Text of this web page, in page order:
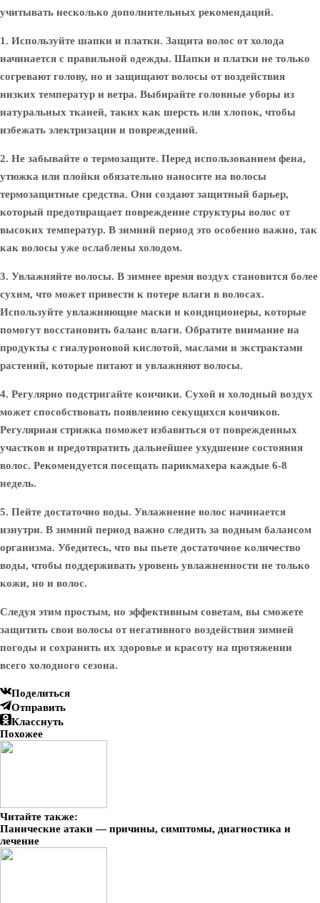
учитывать несколько дополнительных рекомендаций.
1. Используйте шапки и платки. Защита волос от холода
начинается с правильной одежды. Шапки и платки не только
согревают голову, но и защищают волосы от воздействия
низких температур и ветра. Выбирайте головные уборы из
натуральных тканей, таких как шерсть или хлопок, чтобы
избежать электризации и повреждений.
2. Не забывайте о термозащите. Перед использованием фена,
утюжка или плойки обязательно наносите на волосы
термозащитные средства. Они создают защитный барьер,
который предотвращает повреждение структуры волос от
высоких температур. В зимний период это особенно важно, так
как волосы уже ослаблены холодом.
3. Увлажняйте волосы. В зимнее время воздух становится более
сухим, что может привести к потере влаги в волосах.
Используйте увлажняющие маски и кондиционеры, которые
помогут восстановить баланс влаги. Обратите внимание на
продукты с гиалуроновой кислотой, маслами и экстрактами
растений, которые питают и увлажняют волосы.
4. Регулярно подстригайте кончики. Сухой и холодный воздух
может способствовать появлению секущихся кончиков.
Регулярная стрижка поможет избавиться от поврежденных
участков и предотвратить дальнейшее ухудшение состояния
волос. Рекомендуется посещать парикмахера каждые 6-8
недель.
5. Пейте достаточно воды. Увлажнение волос начинается
изнутри. В зимний период важно следить за водным балансом
организма. Убедитесь, что вы пьете достаточное количество
воды, чтобы поддерживать уровень увлажненности не только
кожи, но и волос.
Следуя этим простым, но эффективным советам, вы сможете
защитить свои волосы от негативного воздействия зимней
погоды и сохранить их здоровье и красоту на протяжении
всего холодного сезона.
Поделиться
Отправить
Класснуть
Похожее
Читайте также:
Панические атаки — причины, симптомы, диагностика и
лечение